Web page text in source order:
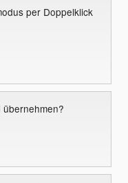
per Doppelklick